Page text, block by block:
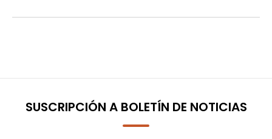
SUSCRIPCIÓN A BOLETÍN DE NOTICIAS